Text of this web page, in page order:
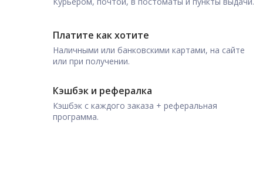
Платите как хотите
Наличными или банковскими картами, на сайте
или при получении.
Кэшбэк и рефералка
Кэшбэк с каждого заказа + реферальная
программа.